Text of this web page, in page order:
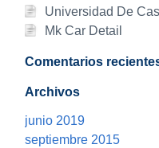
Universidad De
Mk Car Detail
Comentarios
Archivos
junio 2019
septiembre 2015